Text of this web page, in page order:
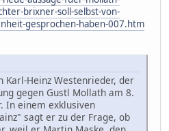
brixner-soll-selbst-von-
gesprochen-haben-007.htm
Karl-Heinz Westenrieder, der
gegen Gustl Mollath am 8.
In einem exklusiven
sagt er zu der Frage, ob